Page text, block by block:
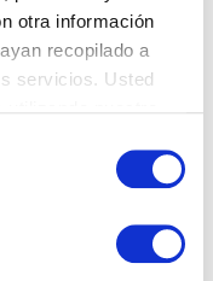
otra información
recopilado a
servicios. Usted